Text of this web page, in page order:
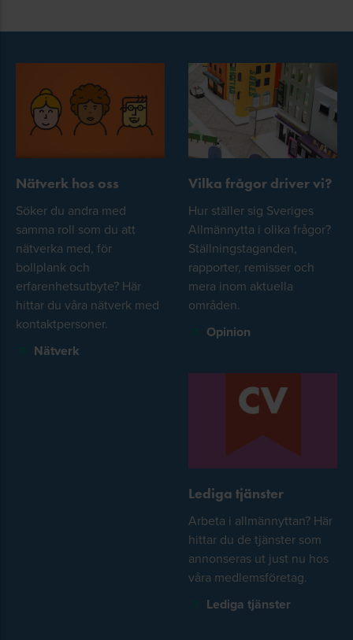
Nätverk hos oss
Söker du andra med
samma roll som du att
nätverka med, för
bollplank och
erfarenhetsutbyte? Här
hittar du våra nätverk med
kontaktpersoner.
Nätverk
Vilka frågor driver vi?
Hur ställer sig Sveriges
Allmännytta i olika frågor?
Ställningstaganden,
rapporter, remisser och
mera inom aktuella
områden.
Opinion
Lediga tjänster
Arbeta i allmännyttan? Här
hittar du de tjänster som
annonseras ut just nu hos
våra medlemsföretag.
Lediga tjänster